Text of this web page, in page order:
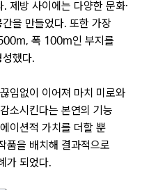
제방 사이에는 다양한 문화·
을 만들었다. 또한 가장
폭 100m인 부지를
했다.
임없이 이어져 마치 미로와
소시킨다는 본연의 기능
이션적 가치를 더할 뿐
품을 배치해 결과적으로
가 되었다.